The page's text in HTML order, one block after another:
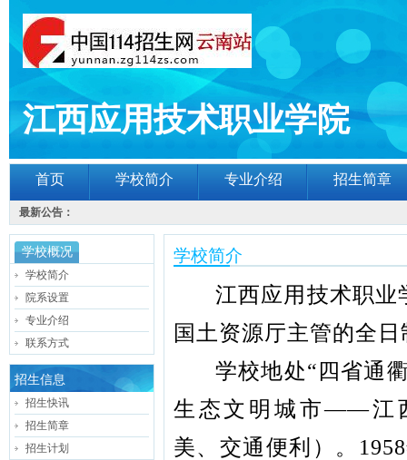
江西应用技术职业学院
首页 学校简介 专业介绍 招生简章
最新公告：
学校概况
学校简介
院系设置
专业介绍
联系方式
招生信息
招生快讯
招生简章
招生计划
学校简介
江西应用技术职业
国土资源厅主管的全
学校地处“四省通
生态文明城市――江
美、交通便利）。